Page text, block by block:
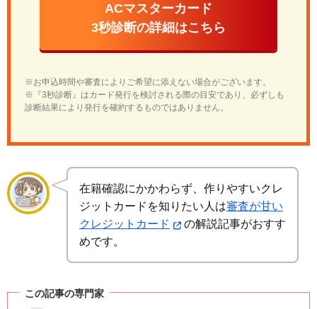
ACマスターカード
3秒診断の詳細はこちら
※お申込時間や審査によりご希望に添えない場合がございます。
※『3秒診断』はカード発行を検討される際の目安であり、必ずしも
診断結果により発行を確約するものではありません。
在籍確認にかかわらず、作りやすいクレ
ジットカードを知りたい人は審査が甘い
クレジットカード
の解説記事がおすす
めです。
この記事の専門家